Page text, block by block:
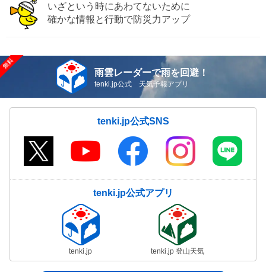
いざという時にあわてないために
確かな情報と行動で防災力アップ
雨雲レーダーで雨を回避！
tenki.jp公式 天気予報アプリ
tenki.jp公式SNS
tenki.jp公式アプリ
tenki.jp tenki.jp 登山天気